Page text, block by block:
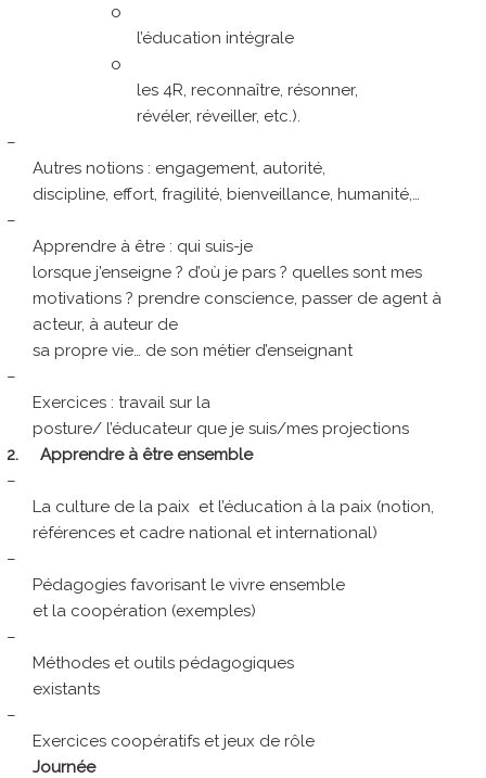
o
l’éducation intégrale
o
les 4R, reconnaître, résonner,
révéler, réveiller, etc.).
–
Autres notions : engagement, autorité,
discipline, effort, fragilité, bienveillance, humanité,…
–
Apprendre à être : qui suis-je
lorsque j’enseigne ? d’où je pars ? quelles sont mes
motivations ? prendre conscience, passer de agent à
acteur, à auteur de
sa propre vie… de son métier d’enseignant
–
Exercices : travail sur la
posture/ l’éducateur que je suis/mes projections
2. Apprendre à être ensemble
–
La culture de la paix et l’éducation à la paix (notion,
références et cadre national et international)
–
Pédagogies favorisant le vivre ensemble
et la coopération (exemples)
–
Méthodes et outils pédagogiques
existants
–
Exercices coopératifs et jeux de rôle
Journée